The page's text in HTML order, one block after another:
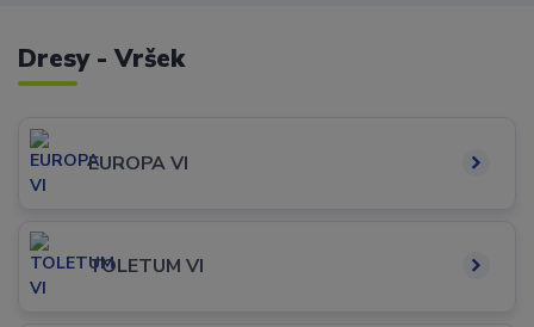
Dresy - Vršek
EUROPA VI
TOLETUM VI